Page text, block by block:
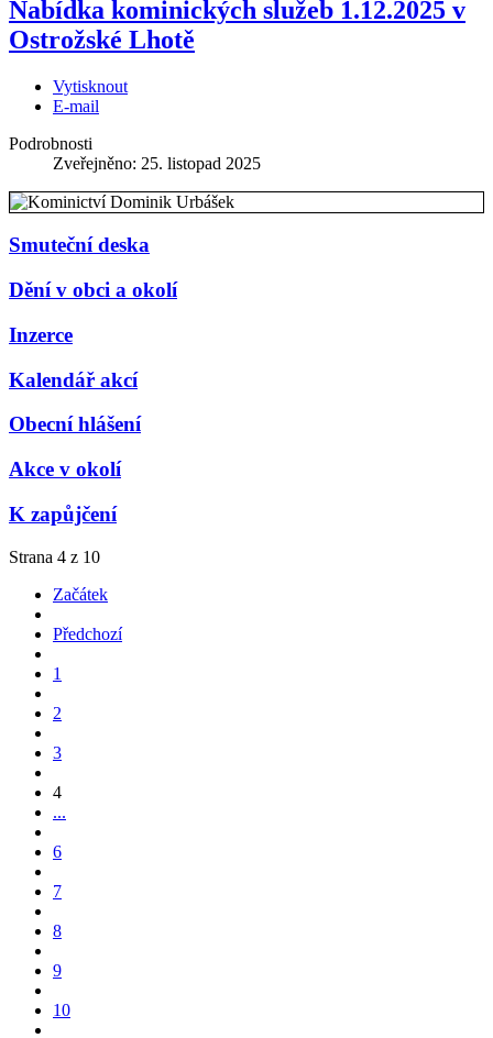
Nabídka kominických služeb 1.12.2025 v
Ostrožské Lhotě
Vytisknout
E-mail
Podrobnosti
Zveřejněno: 25. listopad 2025
Smuteční deska
Dění v obci a okolí
Inzerce
Kalendář akcí
Obecní hlášení
Akce v okolí
K zapůjčení
Strana 4 z 10
Začátek
Předchozí
1
2
3
4
...
6
7
8
9
10